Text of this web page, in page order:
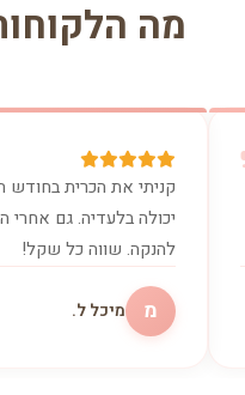
מה
קניתי את הכרית בחודש
יכולה בלעדיה. גם
להנקה. שווה כל שקל!
מ מיכל ל.